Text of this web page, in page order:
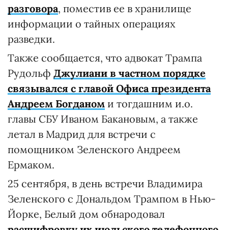
разговора, поместив ее в хранилище
информации о тайных операциях
разведки.
Также сообщается, что адвокат Трампа
Рудольф Джулиани в частном порядке
связывался с главой Офиса президента
Андреем Богданом и тогдашним и.о.
главы СБУ Иваном Бакановым, а также
летал в Мадрид для встречи с
помощником Зеленского Андреем
Ермаком.
25 сентября, в день встречи Владимира
Зеленского с Дональдом Трампом в Нью-
Йорке, Белый дом обнародовал